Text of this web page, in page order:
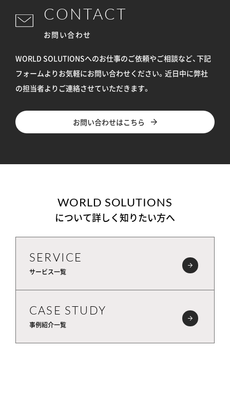
CONTACT
お問い合わせ
WORLD SOLUTIONSへのお仕事のご依頼やご相談など、下記
フォームよりお気軽にお問い合わせください。 近日中に弊社
の担当者よりご連絡させていただきます。
お問い合わせはこちら
WORLD SOLUTIONS
について詳しく知りたい方へ
SERVICE
サービス一覧
CASE STUDY
事例紹介一覧